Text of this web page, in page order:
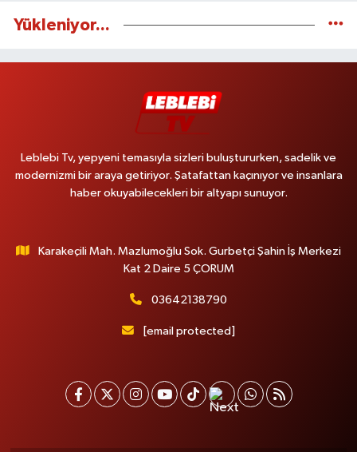
Yükleniyor...
Leblebi Tv, yepyeni temasıyla sizleri buluştururken, sadelik ve
modernizmi bir araya getiriyor. Şatafattan kaçınıyor ve insanlara
haber okuyabilecekleri bir altyapı sunuyor.
Karakeçili Mah. Mazlumoğlu Sok. Gurbetçi Şahin İş Merkezi
Kat 2 Daire 5 ÇORUM
03642138790
[email protected]